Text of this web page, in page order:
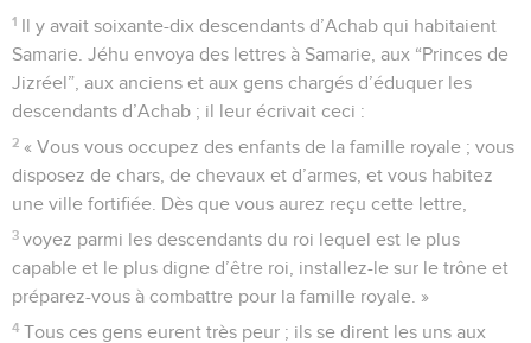
1 Il y avait soixante-dix descendants d’Achab qui habitaient
Samarie. Jéhu envoya des lettres à Samarie, aux “Princes de
Jizréel”, aux anciens et aux gens chargés d’éduquer les
descendants d’Achab ; il leur écrivait ceci :
2 « Vous vous occupez des enfants de la famille royale ; vous
disposez de chars, de chevaux et d’armes, et vous habitez
une ville fortifiée. Dès que vous aurez reçu cette lettre,
3 voyez parmi les descendants du roi lequel est le plus
capable et le plus digne d’être roi, installez-le sur le trône et
préparez-vous à combattre pour la famille royale. »
4 Tous ces gens eurent très peur ; ils se dirent les uns aux